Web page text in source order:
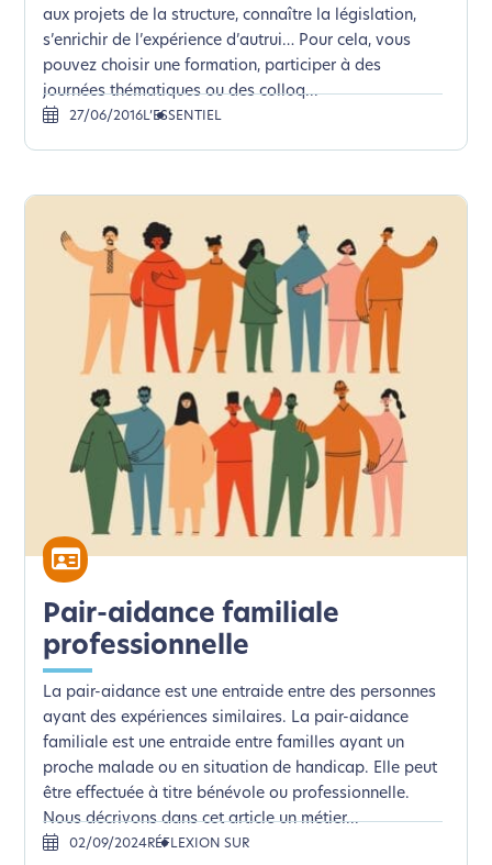
aux projets de la structure, connaître la législation,
s’enrichir de l’expérience d’autrui… Pour cela, vous
pouvez choisir une formation, participer à des
journées thématiques ou des colloq...
27/06/2016L’ESSENTIEL
Pair-aidance familiale
professionnelle
La pair-aidance est une entraide entre des personnes
ayant des expériences similaires. La pair-aidance
familiale est une entraide entre familles ayant un
proche malade ou en situation de handicap. Elle peut
être effectuée à titre bénévole ou professionnelle.
Nous décrivons dans cet article un métier...
02/09/2024RÉFLEXION SUR